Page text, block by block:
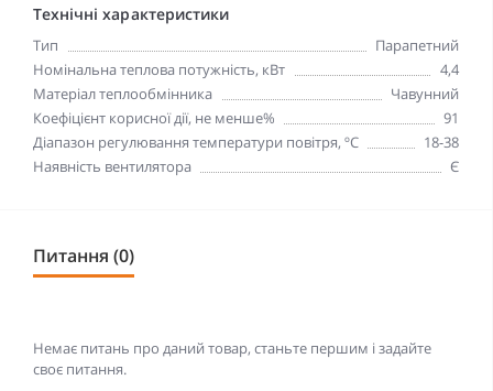
Технічні характеристики
Тип
Парапетний
Номінальна теплова потужність, кВт
4,4
Матеріал теплообмінника
Чавунний
Коефіцієнт корисної дії, не менше%
91
Діапазон регулювання температури повітря, ºС
18-38
Наявність вентилятора
Є
Питання (0)
Немає питань про даний товар, станьте першим і задайте
своє питання.